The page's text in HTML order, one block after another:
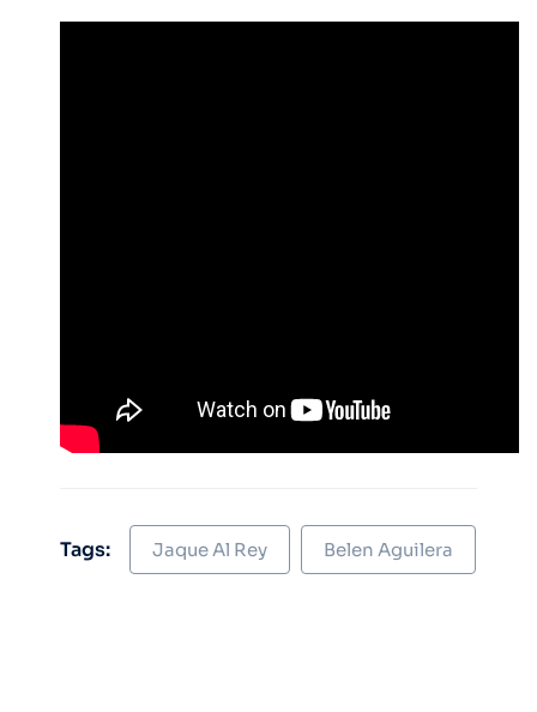
Tags: Jaque Al Rey Belen Aguilera